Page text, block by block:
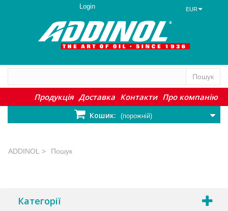
Login EUR
Пошук
Продукція Доставка Контакти Про компанію
Кошик: (порожній)
ADDINOL > Пошук
Категорії